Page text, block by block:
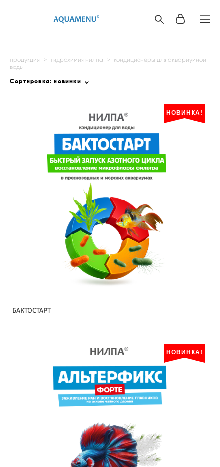
продукция > гидрохимия нилпа > кондиционеры для аквариумной
воды
Сортировка: новинки
НОВИНКА!
БАКТОСТАРТ
НОВИНКА!